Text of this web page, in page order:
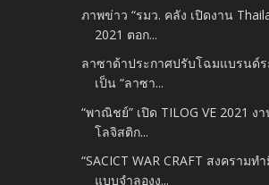
ภาพข่าว “รมว. คลัง เปิดงาน
2021 ตอก...
ลาซาด้าประกาศปรับโฉมแบรนด์
เป็น “ลาซา...
“พาณิชย์” เปิด TILOG VE 2021 ง
โลจิสติก...
“SACICT WAR CRAFT สงครามท
แบบจำลองง...